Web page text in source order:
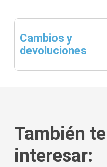
Cambios y
devoluciones
También
interesar: